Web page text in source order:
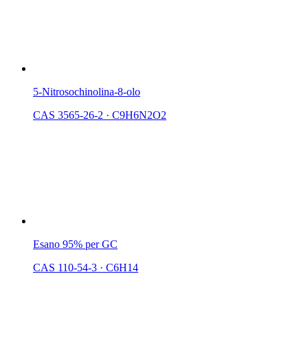
5-Nitrosochinolina-8-olo
CAS 3565-26-2 · C9H6N2O2
Esano 95% per GC
CAS 110-54-3 · C6H14